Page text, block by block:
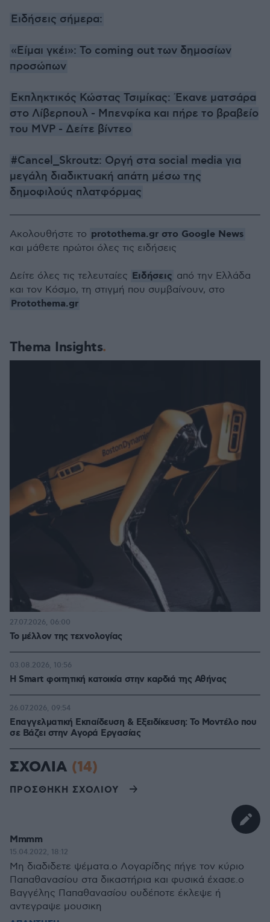
Ειδήσεις σήμερα:
«Είμαι γκέι»: Το coming out των δηµοσίων
προσώπων
Εκπληκτικός Κώστας Τσιμίκας: Έκανε ματσάρα
στο Λίβερπουλ - Μπενφίκα και πήρε το βραβείο
του MVP - Δείτε βίντεο
#Cancel_Skroutz: Οργή στα social media για
μεγάλη διαδικτυακή απάτη μέσω της
δημοφιλούς πλατφόρμας
Thema Insights
Το μέλλον της τεχνολογίας
27.07.2026, 06:00
Η Smart φοιτητική κατοικία στην καρδιά της Αθήνας
03.08.2026, 10:56
Επαγγελματική Εκπαίδευση & Εξειδίκευση: Το Mοντέλο που
σε Bάζει στην Aγορά Eργασίας
26.07.2026, 09:54
Ακολουθήστε το protothema.gr στο Google News
και μάθετε πρώτοι όλες τις ειδήσεις
Δείτε όλες τις τελευταίες Ειδήσεις από την Ελλάδα
και τον Κόσμο, τη στιγμή που συμβαίνουν, στο
Protothema.gr
ΣΧΟΛΙΑ (14)
ΠΡΟΣΘΗΚΗ ΣΧΟΛΙΟΥ
Mmmm
15.04.2022, 18:12
Μη διαδιδετε ψέματα.ο Λογαρίδης πήγε τον κύριο
Παπαθανασίου στα δικαστήρια και φυσικά έχασε.ο
Βαγγέλης Παπαθανασίου ουδέποτε έκλεψε ή
αντεγραψε μουσικη